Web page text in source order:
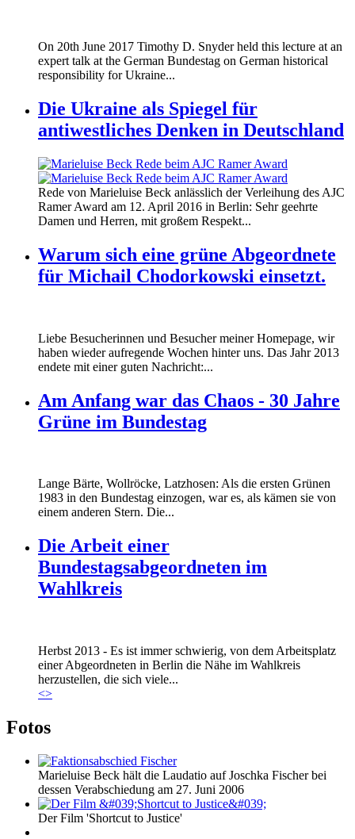
On 20th June 2017 Timothy D. Snyder held this lecture at an
expert talk at the German Bundestag on German historical
responsibility for Ukraine...
Die Ukraine als Spiegel für
antiwestliches Denken in Deutschland
160412_ramer_award.jpg
160412_ramer_award.jpg
Rede von Marieluise Beck anlässlich der Verleihung des AJC
Ramer Award am 12. April 2016 in Berlin: Sehr geehrte
Damen und Herren, mit großem Respekt...
Warum sich eine grüne Abgeordnete
für Michail Chodorkowski einsetzt.
Liebe Besucherinnen und Besucher meiner Homepage, wir
haben wieder aufregende Wochen hinter uns. Das Jahr 2013
endete mit einer guten Nachricht:...
Am Anfang war das Chaos - 30 Jahre
Grüne im Bundestag
Lange Bärte, Wollröcke, Latzhosen: Als die ersten Grünen
1983 in den Bundestag einzogen, war es, als kämen sie von
einem anderen Stern. Die...
Die Arbeit einer
Bundestagsabgeordneten im
Wahlkreis
Marie_und_Wahlkreis.jpg
Marie_und_Wahlkreis.jpg
Herbst 2013 - Es ist immer schwierig, von dem Arbeitsplatz
einer Abgeordneten in Berlin die Nähe im Wahlkreis
herzustellen, die sich viele...
<>
Fotos
Marieluise Beck hält die Laudatio auf Joschka Fischer bei
dessen Verabschiedung am 27. Juni 2006
Der Film 'Shortcut to Justice'